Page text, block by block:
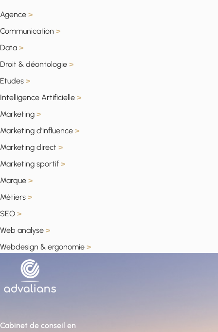
Agence >
Communication >
Data >
Droit & déontologie >
Etudes >
Intelligence Artificielle >
Marketing >
Marketing d'influence >
Marketing direct >
Marketing sportif >
Marque >
Métiers >
SEO >
Web analyse >
Webdesign & ergonomie >
Cabinet de conseil en